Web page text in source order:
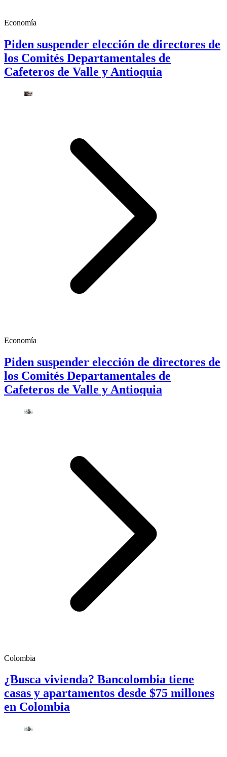
Economía
Piden suspender elección de directores de
los Comités Departamentales de
Cafeteros de Valle y Antioquia
Economía
Piden suspender elección de directores de
los Comités Departamentales de
Cafeteros de Valle y Antioquia
Colombia
¿Busca vivienda? Bancolombia tiene
casas y apartamentos desde $75 millones
en Colombia